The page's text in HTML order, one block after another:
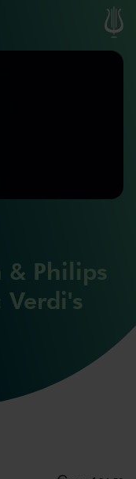
& Philips